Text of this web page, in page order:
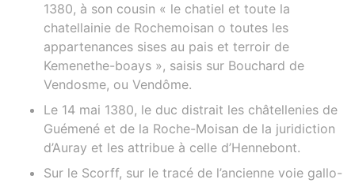
1380, à son cousin « le chatiel et toute la
chatellainie de Rochemoisan o toutes les
appartenances sises au pais et terroir de
Kemenethe-boays », saisis sur Bouchard de
Vendosme, ou Vendôme.
Le 14 mai 1380, le duc distrait les châtellenies de
Guémené et de la Roche-Moisan de la juridiction
d’Auray et les attribue à celle d’Hennebont.
Sur le Scorff, sur le tracé de l’ancienne voie gallo-